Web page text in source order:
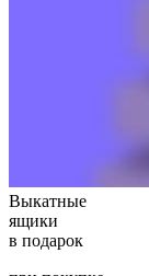
Выкатные
ящики
в подарок